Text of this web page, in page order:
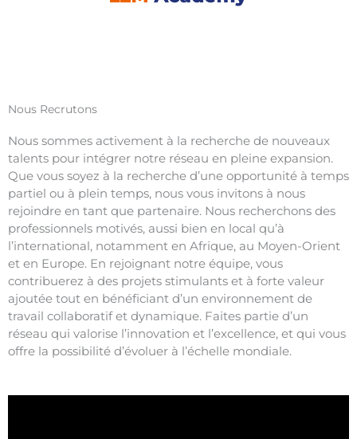
Nous Recrutons
Nous sommes activement à la recherche de nouveaux
talents pour intégrer notre réseau en pleine expansion.
Que vous soyez à la recherche d’une opportunité à temps
partiel ou à plein temps, nous vous invitons à nous
rejoindre en tant que partenaire. Nous recherchons des
professionnels motivés, aussi bien en local qu’à
l’international, notamment en Afrique, au Moyen-Orient
et en Europe. En rejoignant notre équipe, vous
contribuerez à des projets stimulants et à forte valeur
ajoutée tout en bénéficiant d’un environnement de
travail collaboratif et dynamique. Faites partie d’un
réseau qui valorise l’innovation et l’excellence, et qui vous
offre la possibilité d’évoluer à l’échelle mondiale.